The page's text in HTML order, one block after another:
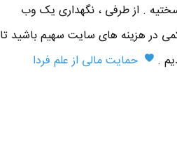
. از طرفی ، نگهداری یک وب
در هزینه های سایت سهیم باشید تا
.
حمایت مالی از علم فردا